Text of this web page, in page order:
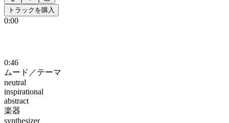
トラックを購入
0:00
0:46
ムード／テーマ
neutral
inspirational
abstract
楽器
synthesizer